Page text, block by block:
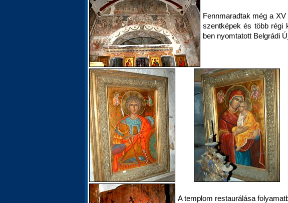
Fennmaradtak még a
szentképek és több régi
ben nyomtatott Belgrádi
A templom restaurálása